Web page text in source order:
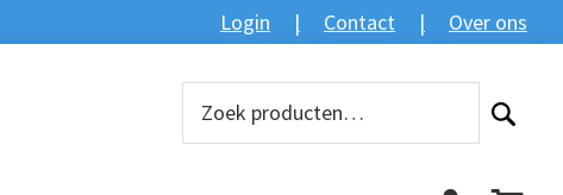
Login Contact Over ons
Zoeken